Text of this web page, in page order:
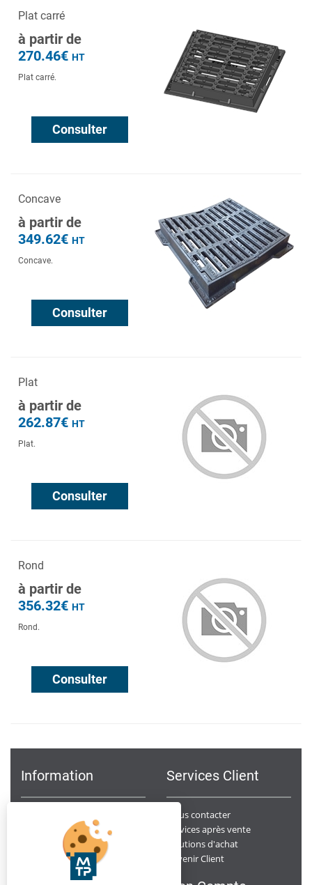
Plat carré
à partir de
270.46€ HT
Plat carré.
Consulter
Concave
à partir de
349.62€ HT
Concave.
Consulter
Plat
à partir de
262.87€ HT
Plat.
Consulter
Rond
à partir de
356.32€ HT
Rond.
Consulter
Information
Points de ventes
Données Personnelles
Services Client
Nous contacter
Services après vente
Solutions d'achat
Devenir Client